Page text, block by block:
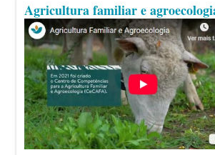
Agricultura familiar e